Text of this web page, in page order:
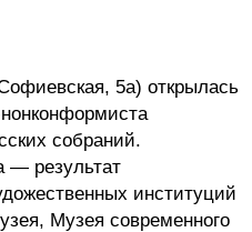
5а) открылась
собраний.
— результат
институций
Музея современного